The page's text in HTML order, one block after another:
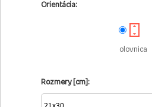
Orientácia:
olovnica
Rozmery [cm]: